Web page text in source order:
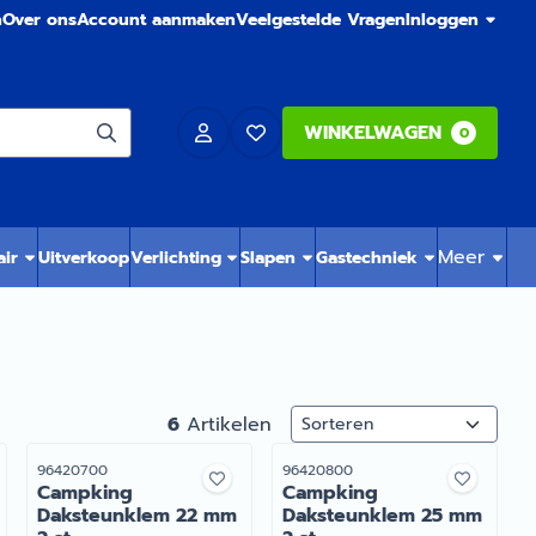
Over onsAccount aanmakenVeelgestelde VragenInloggen
WINKELWAGEN 0
UitverkoopVerlichting Slapen Gastechniek Meer
6 Artikelen Sorteermethode
Artikelnummer
96420700
Campking
Daksteunklem 22 mm
Artikelnummer
96420800
Campking
Daksteunklem 25 mm